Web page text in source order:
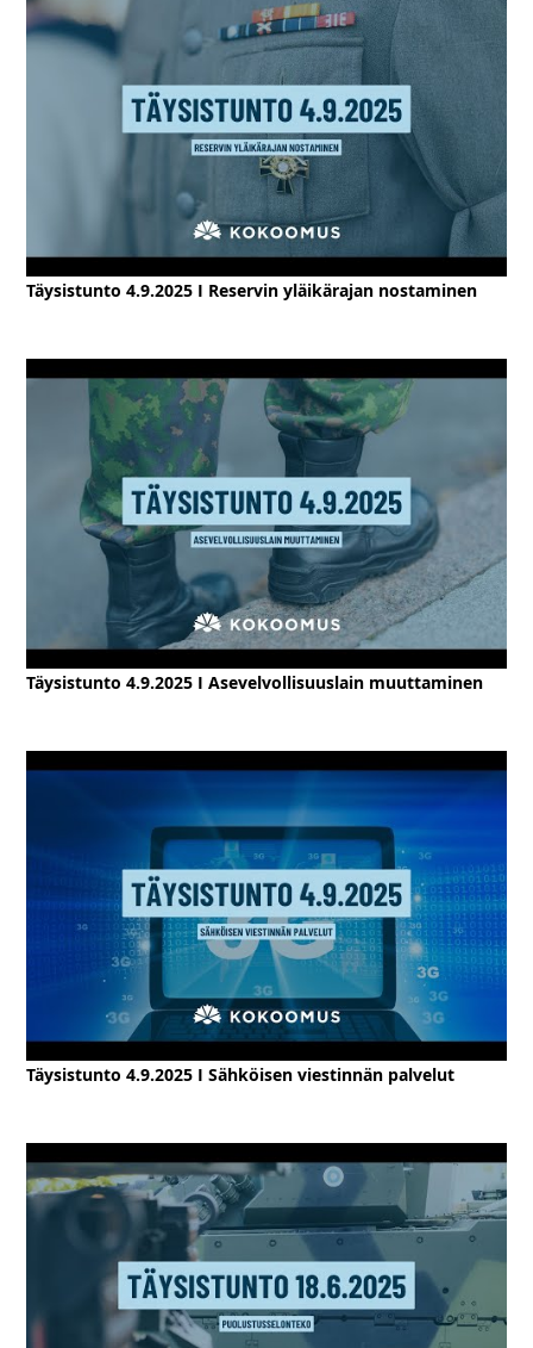
Täysistunto 4.9.2025 I Reservin yläikärajan nostaminen
Täysistunto 4.9.2025 I Asevelvollisuuslain muuttaminen
Täysistunto 4.9.2025 I Sähköisen viestinnän palvelut